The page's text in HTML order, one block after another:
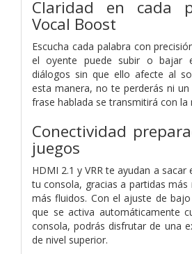
Claridad en cada
Vocal Boost
Escucha cada palabra con
el oyente puede subir o bajar
diálogos sin que ello afecte al
esta manera, no te perderás ni
frase hablada se transmitirá con la
Conectividad
juegos
HDMI 2.1 y VRR te ayudan a
tu consola, gracias a partidas más
más fluidos. Con el ajuste de
que se activa automáticamente
consola, podrás disfrutar de una
de nivel superior.